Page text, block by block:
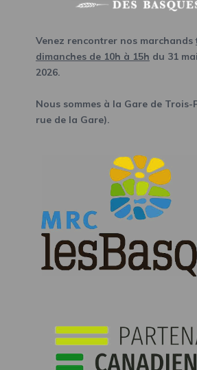
Venez rencontrer nos marchands
dimanches de 10h à 15h du 31
2026.
Nous sommes à la Gare de Trois-
rue de la Gare).